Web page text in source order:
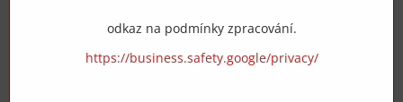
odkaz na podmínky zpracování.
https://business.safety.google/privacy/